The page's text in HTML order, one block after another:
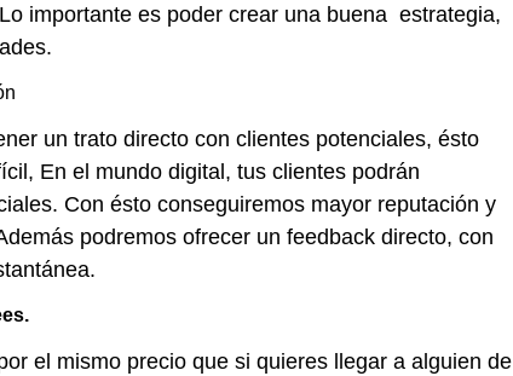
importante es poder crear una buena estrategia,
un trato directo con clientes potenciales, ésto
En el mundo digital, tus clientes podrán
Con ésto conseguiremos mayor reputación y
podremos ofrecer un feedback directo, con
el mismo precio que si quieres llegar a alguien de